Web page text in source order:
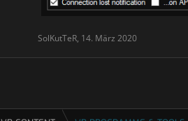
SolKutTeR, 14. März 2020